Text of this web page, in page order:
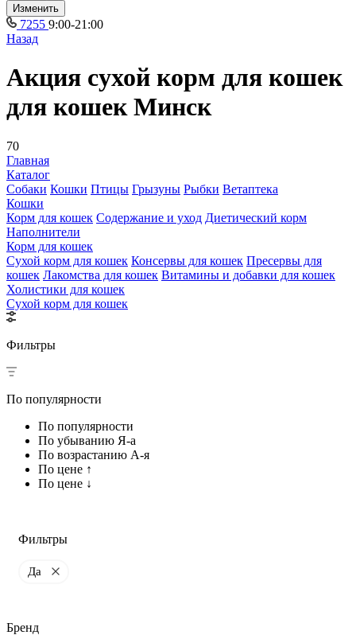
Изменить
7255 9:00-21:00
Назад
Акция сухой корм для кошек
для кошек Минск
70
Главная
Каталог
Собаки Кошки Птицы Грызуны Рыбки Ветаптека
Кошки
Корм для кошек Содержание и уход Диетический корм
Наполнители
Корм для кошек
Сухой корм для кошек Консервы для кошек Пресервы для
кошек Лакомства для кошек Витамины и добавки для кошек
Холистики для кошек
Сухой корм для кошек
Фильтры
По популярности
По популярности
По убыванию Я-а
По возрастанию А-я
По цене ↑
По цене ↓
Фильтры
Да
Бренд